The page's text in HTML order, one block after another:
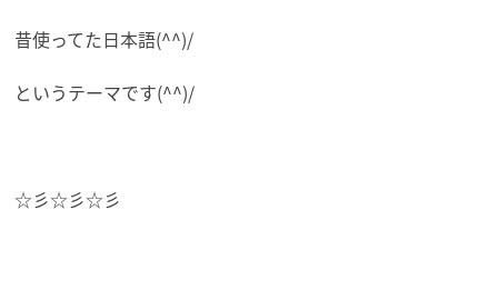
昔使ってた日本語(^^)/
というテーマです(^^)/
☆彡☆彡☆彡